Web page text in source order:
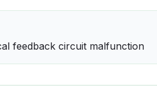
feedback circuit malfunction